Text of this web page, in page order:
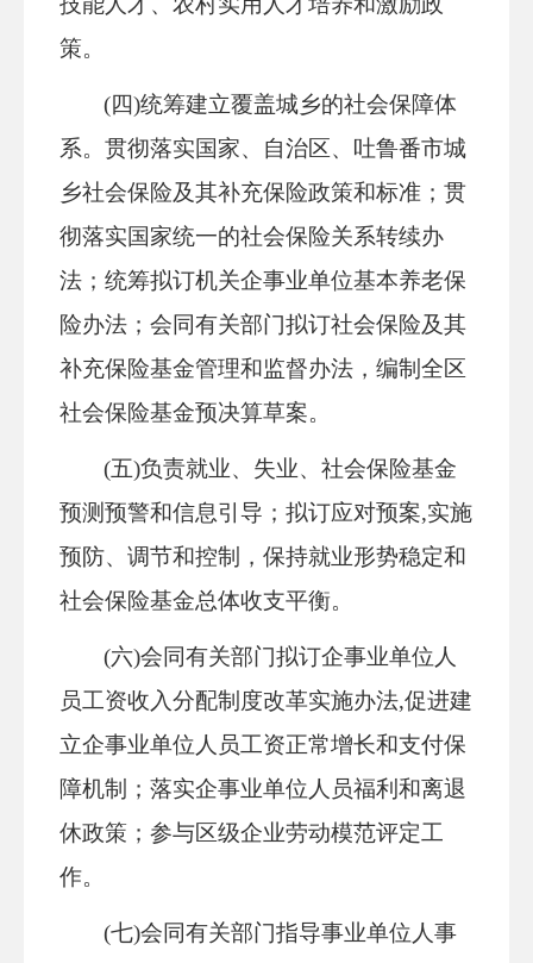
策。
(四)统筹建立覆盖城乡的社会保障体
系。贯彻落实国家、自治区、吐鲁番市城
乡社会保险及其补充保险政策和标准；贯
彻落实国家统一的社会保险关系转续办
法；统筹拟订机关企事业单位基本养老保
险办法；会同有关部门拟订社会保险及其
补充保险基金管理和监督办法，编制全区
社会保险基金预决算草案。
(五)负责就业、失业、社会保险基金
预测预警和信息引导；拟订应对预案,实施
预防、调节和控制，保持就业形势稳定和
社会保险基金总体收支平衡。
(六)会同有关部门拟订企事业单位人
员工资收入分配制度改革实施办法,促进建
立企事业单位人员工资正常增长和支付保
障机制；落实企事业单位人员福利和离退
休政策；参与区级企业劳动模范评定工
作。
(七)会同有关部门指导事业单位人事